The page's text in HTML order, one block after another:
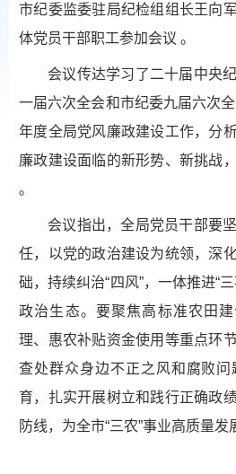
市纪委监委驻局纪检组组长王向
体党员干部职工参加会议 。
会议传达学习了二十届中央
一届六次全会和市纪委九届六次
年度全局党风廉政建设工作，分
廉政建设面临的新形势、新挑战
。
会议指出，全局党员干部要
任，以党的政治建设为统领，深
础，持续纠治“四风”，一体推进“
政治生态。要聚焦高标准农田建
理、惠农补贴资金使用等重点环
查处群众身边不正之风和腐败
育，扎实开展树立和践行正确政
防线，为全市“三农”事业高质量发